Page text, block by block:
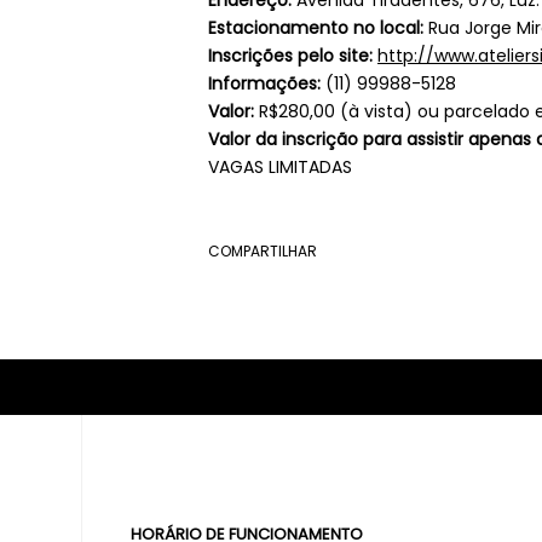
Estacionamento no local: Rua Jorge
Inscrições pelo site: http://
Informações: (11) 99988-5128
Valor: R$280,00 (à vista) ou parcelado
Valor da inscrição para assistir apenas
VAGAS LIMITADAS
COMPARTILHAR
HORÁRIO DE FUNCIONAMENTO